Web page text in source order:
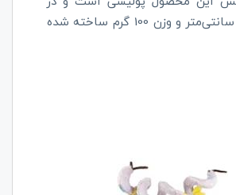
ابعاد 10*24*4 سانتی‌متر و وزن 100 گرم ساخته شده